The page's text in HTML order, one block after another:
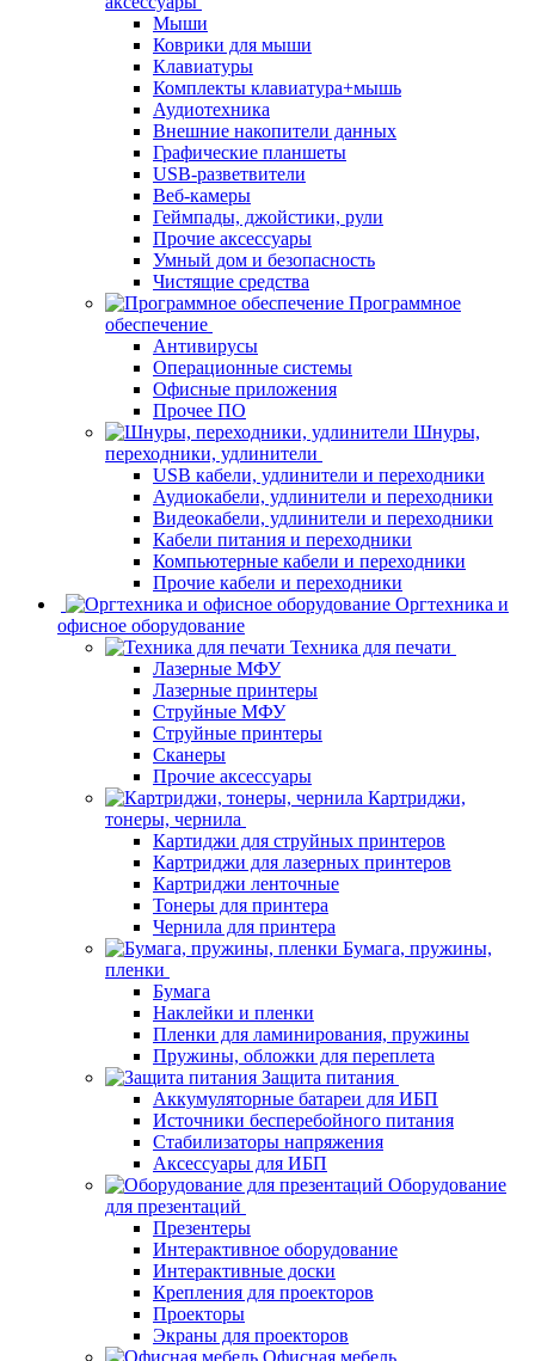
Мыши
Коврики для мыши
Клавиатуры
Комплекты клавиатура+мышь
Аудиотехника
Внешние накопители данных
Графические планшеты
USB-разветвители
Веб-камеры
Геймпады, джойстики, рули
Прочие аксессуары
Умный дом и безопасность
Чистящие средства
Программное
обеспечение
Антивирусы
Операционные системы
Офисные приложения
Прочее ПО
Шнуры,
переходники, удлинители
USB кабели, удлинители и переходники
Аудиокабели, удлинители и переходники
Видеокабели, удлинители и переходники
Кабели питания и переходники
Компьютерные кабели и переходники
Прочие кабели и переходники
Оргтехника и
офисное оборудование
Техника для печати
Лазерные МФУ
Лазерные принтеры
Струйные МФУ
Струйные принтеры
Сканеры
Прочие аксессуары
Картриджи,
тонеры, чернила
Картиджи для струйных принтеров
Картриджи для лазерных принтеров
Картриджи ленточные
Тонеры для принтера
Чернила для принтера
Бумага, пружины,
пленки
Бумага
Наклейки и пленки
Пленки для ламинирования, пружины
Пружины, обложки для переплета
Защита питания
Аккумуляторные батареи для ИБП
Источники бесперебойного питания
Стабилизаторы напряжения
Аксессуары для ИБП
Оборудование
для презентаций
Презентеры
Интерактивное оборудование
Интерактивные доски
Крепления для проекторов
Проекторы
Экраны для проекторов
Офисная мебель